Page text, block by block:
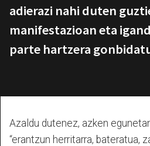
adierazi nahi duten
manifestazioan eta
parte hartzera
Azaldu dutenez, azken
“erantzun herritarra, bateratua,